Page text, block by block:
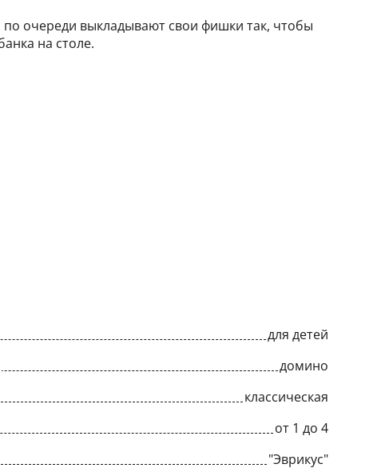
очереди выкладывают свои фишки так, чтобы
на столе.
для детей
домино
классическая
от 1 до 4
"Эврикус"